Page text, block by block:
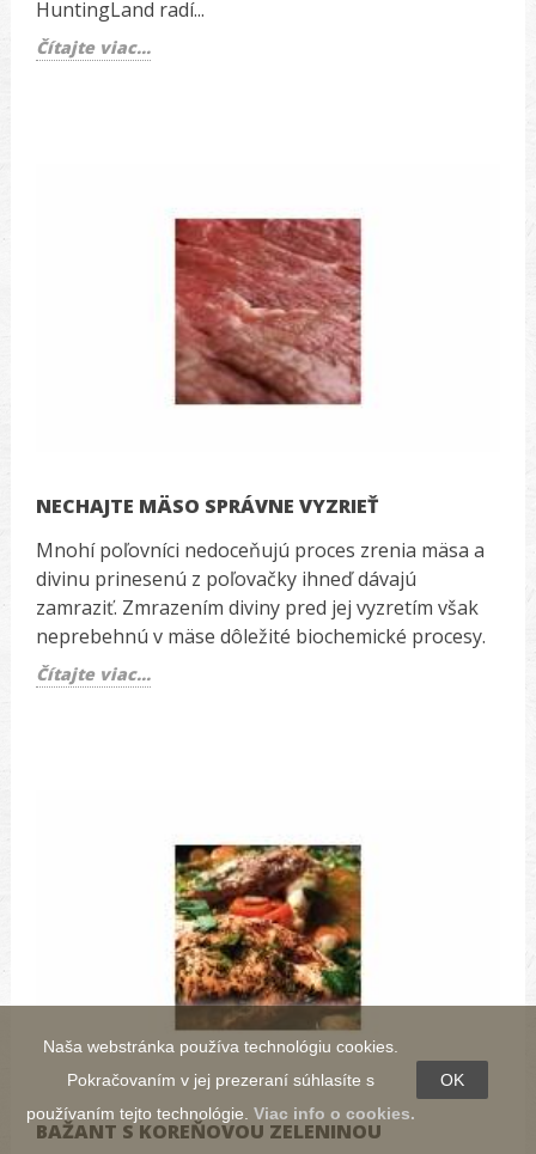
HuntingLand radí...
Čítajte viac...
NECHAJTE MÄSO SPRÁVNE VYZRIEŤ
Mnohí poľovníci nedoceňujú proces zrenia mäsa a
divinu prinesenú z poľovačky ihneď dávajú
zamraziť. Zmrazením diviny pred jej vyzretím však
neprebehnú v mäse dôležité biochemické procesy.
Čítajte viac...
BAŽANT S KOREŇOVOU ZELENINOU
Naša webstránka používa technológiu cookies.
Pokračovaním v jej prezeraní súhlasíte s
používaním tejto technológie. Viac info o cookies.
OK